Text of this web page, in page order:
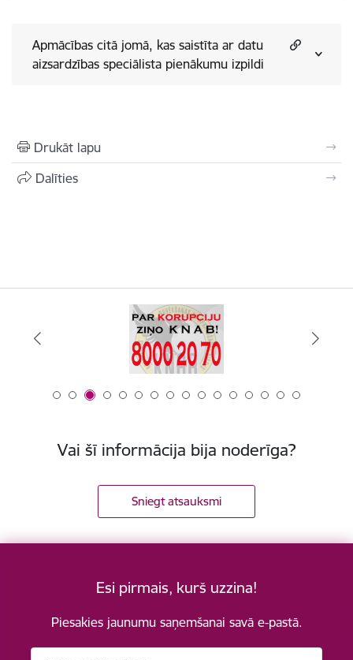
Apmācības citā jomā, kas saistīta ar datu
aizsardzības speciālista pienākumu izpildi
Drukāt lapu
Dalīties
Vai šī informācija bija noderīga?
Sniegt atsauksmi
Esi pirmais, kurš uzzina!
Piesakies jaunumu saņemšanai savā e-pastā.